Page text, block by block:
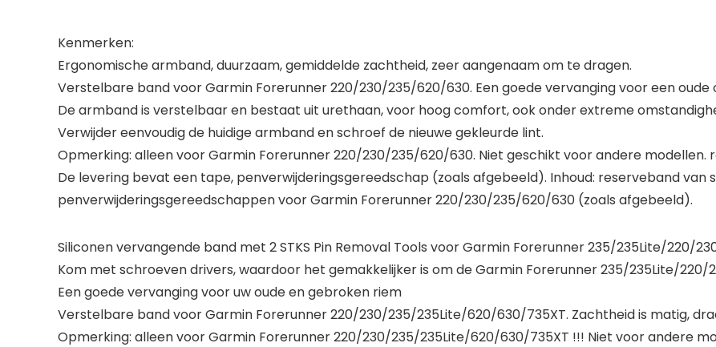
Kenmerken:
Ergonomische armband, duurzaam, gemiddelde zachtheid, zeer aangenaam om te dragen.
Verstelbare band voor Garmin Forerunner 220/230/235/620/630. Een goede vervanging voor een
De armband is verstelbaar en bestaat uit urethaan, voor hoog comfort, ook onder extreme
Verwijder eenvoudig de huidige armband en schroef de nieuwe gekleurde lint.
Opmerking: alleen voor Garmin Forerunner 220/230/235/620/630. Niet geschikt voor andere modellen.
De levering bevat een tape, penverwijderingsgereedschap (zoals afgebeeld). Inhoud: reserveband van
penverwijderingsgereedschappen voor Garmin Forerunner 220/230/235/620/630 (zoals afgebeeld).
Siliconen vervangende band met 2 STKS Pin Removal Tools voor Garmin Forerunner 235/235Lite/220/
Kom met schroeven drivers, waardoor het gemakkelijker is om de Garmin Forerunner 235/235Lite/
Een goede vervanging voor uw oude en gebroken riem
Verstelbare band voor Garmin Forerunner 220/230/235/235Lite/620/630/735XT. Zachtheid is matig,
Opmerking: alleen voor Garmin Forerunner 220/230/235/235Lite/620/630/735XT !!! Niet voor andere